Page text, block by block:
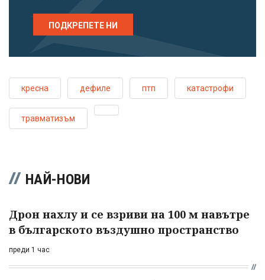
ПОДКРЕПЕТЕ НИ
кресна дефиле птп катастрофи
травматизъм
НАЙ-НОВИ
Дрон нахлу и се взриви на 100 м навътре
в българското въздушно пространство
преди 1 час